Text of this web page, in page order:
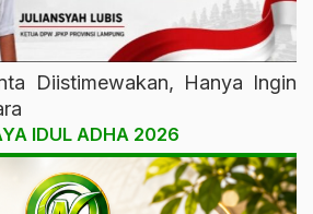
Diistimewakan, Hanya Ingin
IDUL ADHA 2026